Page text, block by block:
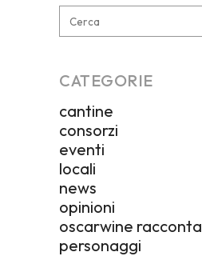
CATEGORIE
cantine
consorzi
eventi
locali
news
opinioni
oscarwine racconta
personaggi